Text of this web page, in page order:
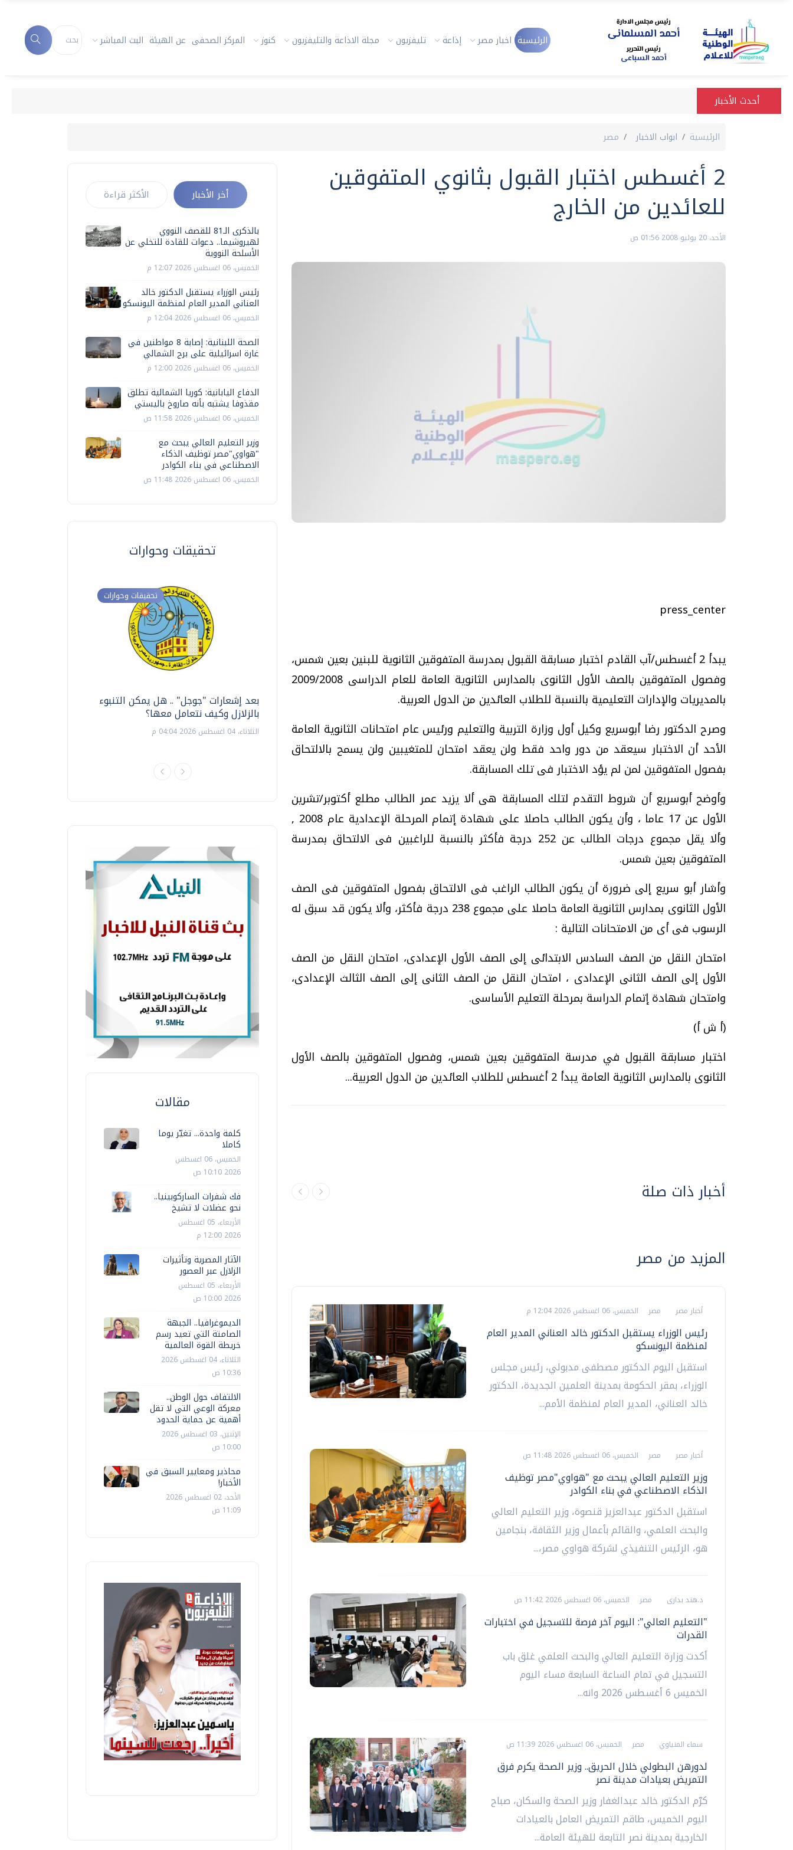
الرئيسية اخبار مصر إذاعة تليفزيون مجلة الاذاعة والتليفزيون كنوز المركز الصحفى عن الهيئة البث المباشر
أحدث الأخبار
الرئيسية ابواب الاخبار مصر
2 أغسطس اختبار القبول بثانوي المتفوقين
للعائدين من الخارج
الأحد، 20 يوليو 2008 01:56 ص
press_center
يبدأ 2 أغسطس/آب القادم اختبار مسابقة القبول بمدرسة المتفوقين الثانوية للبنين بعين شمس،
وفصول المتفوقين بالصف الأول الثانوى بالمدارس الثانوية العامة للعام الدراسى 2009/2008
بالمديريات والإدارات التعليمية بالنسبة للطلاب العائدين من الدول العربية.
وصرح الدكتور رضا أبوسريع وكيل أول وزارة التربية والتعليم ورئيس عام امتحانات الثانوية العامة
الأحد أن الاختبار سيعقد من دور واحد فقط ولن يعقد امتحان للمتغيبين ولن يسمح بالالتحاق
بفصول المتفوقين لمن لم يؤد الاختبار فى تلك المسابقة.
وأوضح أبوسريع أن شروط التقدم لتلك المسابقة هى ألا يزيد عمر الطالب مطلع أكتوبر/تشرين
الأول عن 17 عاما ، وأن يكون الطالب حاصلا على شهادة إتمام المرحلة الإعدادية عام 2008 ,
وألا يقل مجموع درجات الطالب عن 252 درجة فأكثر بالنسبة للراغبين فى الالتحاق بمدرسة
المتفوقين بعين شمس.
وأشار أبو سريع إلى ضرورة أن يكون الطالب الراغب فى الالتحاق بفصول المتفوقين فى الصف
الأول الثانوى بمدارس الثانوية العامة حاصلا على مجموع 238 درجة فأكثر، وألا يكون قد سبق له
الرسوب فى أى من الامتحانات التالية :
امتحان النقل من الصف السادس الابتدائى إلى الصف الأول الإعدادى، امتحان النقل من الصف
الأول إلى الصف الثانى الإعدادى ، امتحان النقل من الصف الثانى إلى الصف الثالث الإعدادى،
وامتحان شهادة إتمام الدراسة بمرحلة التعليم الأساسى.
(أ ش أ)
اختبار مسابقة القبول في مدرسة المتفوقين بعين شمس، وفصول المتفوقين بالصف الأول
الثانوى بالمدارس الثانوية العامة يبدأ 2 أغسطس للطلاب العائدين من الدول العربية...
أخبار ذات صلة
المزيد من مصر
أخبار مصر مصر الخميس، 06 اغسطس 2026 12:04 م
رئيس الوزراء يستقبل الدكتور خالد العناني المدير العام
لمنظمة اليونسكو
استقبل اليوم الدكتور مصطفى مدبولي، رئيس مجلس
الوزراء، بمقر الحكومة بمدينة العلمين الجديدة، الدكتور
خالد العناني، المدير العام لمنظمة الأمم...
أخبار مصر مصر الخميس، 06 اغسطس 2026 11:48 ص
وزير التعليم العالي يبحث مع "هواوي"مصر توظيف
الذكاء الاصطناعي في بناء الكوادر
استقبل الدكتور عبدالعزيز قنصوة، وزير التعليم العالي
والبحث العلمي، والقائم بأعمال وزير الثقافة، بنجامين
هو، الرئيس التنفيذي لشركة هواوي مصر،...
د.هند بدارى مصر الخميس، 06 اغسطس 2026 11:42 ص
"التعليم العالي": اليوم آخر فرصة للتسجيل في اختبارات
القدرات
أكدت وزارة التعليم العالي والبحث العلمي غلق باب
التسجيل في تمام الساعة السابعة مساء اليوم
الخميس 6 أغسطس 2026 وانه...
سماء المنياوي مصر الخميس، 06 اغسطس 2026 11:39 ص
لدورهن البطولي خلال الحريق.. وزير الصحة يكرم فرق
التمريض بعيادات مدينة نصر
كرّم الدكتور خالد عبدالغفار وزير الصحة والسكان، صباح
اليوم الخميس، طاقم التمريض العامل بالعيادات
الخارجية بمدينة نصر التابعة للهيئة العامة...
أخر الأخبار الأكثر قراءة
بالذكرى الـ81 للقصف النووي
لهيروشيما.. دعوات للقادة للتخلي عن
الأسلحة النووية
الخميس، 06 اغسطس 2026 12:07 م
رئيس الوزراء يستقبل الدكتور خالد
العناني المدير العام لمنظمة اليونسكو
الخميس، 06 اغسطس 2026 12:04 م
الصحة اللبنانية: إصابة 8 مواطنين في
غارة اسرائيلية على برج الشمالي
الخميس، 06 اغسطس 2026 12:00 م
الدفاع اليابانية: كوريا الشمالية تطلق
مقذوفا يشتبه بأنه صاروخ باليستي
الخميس، 06 اغسطس 2026 11:58 ص
وزير التعليم العالي يبحث مع
"هواوي"مصر توظيف الذكاء
الاصطناعي في بناء الكوادر
الخميس، 06 اغسطس 2026 11:48 ص
تحقيقات وحوارات
تحقيقات وحوارات
بعد إشعارات "جوجل" .. هل يمكن التنبوء
بالزلازل وكيف نتعامل معها؟
الثلاثاء، 04 اغسطس 2026 04:04 م
دليلك للتنسيق الجامعي .. تساؤلات
السبت، 01 اغسطس 2026 10:25 ص
فيديو.. الإعلام الرقمي.. تقنيات واعدة
الخميس، 30 يوليو 2026 01:09 م
موجات الطقس الساخنة.. لماذا تحدث وكيف
مقالات
كلمة واحدة... تغيّر يوما
كاملا
الخميس، 06 اغسطس
2026 10:10 ص
فك شفرات الساركوبينيا..
نحو عضلات لا تشيخ
الأربعاء، 05 اغسطس
2026 12:00 م
الآثار المصرية وتأثيرات
الزلازل عبر العصور
الأربعاء، 05 اغسطس
2026 10:00 ص
الديموغرافيا.. الجبهة
الصامتة التي تعيد رسم
خريطة القوة العالمية
الثلاثاء، 04 اغسطس 2026
10:36 ص
الالتفاف حول الوطن..
معركة الوعي التي لا تقل
أهمية عن حماية الحدود
الإثنين، 03 اغسطس 2026
10:00 ص
محاذير ومعايير السبق في
الأخبار!
الأحد، 02 اغسطس 2026
11:09 ص